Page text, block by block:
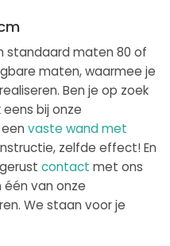
standaard maten 80 of
maten, waarmee je
Ben je op zoek
bij onze
vaste wand met
zelfde effect! En
contact met ons
één van onze
We staan voor je